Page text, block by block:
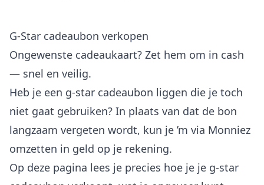
G-Star cadeaubon verkopen
Ongewenste cadeaukaart? Zet hem om in cash
— snel en veilig.
Heb je een g-star cadeaubon liggen die je toch
niet gaat gebruiken? In plaats van dat de bon
langzaam vergeten wordt, kun je ’m via Monniez
omzetten in geld op je rekening.
Op deze pagina lees je precies hoe je je g-star